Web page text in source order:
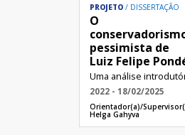
PROJETO DISSERTAÇÃO
O
pessimista de
Luiz Felipe
Uma análise
2022 - 18/02/2025
Orientador(a)/
Helga Gahyva